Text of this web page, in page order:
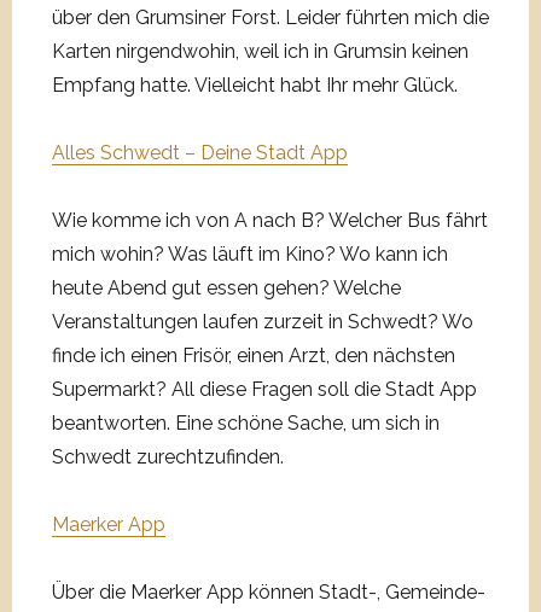
über den Grumsiner Forst. Leider führten mich die
Karten nirgendwohin, weil ich in Grumsin keinen
Empfang hatte. Vielleicht habt Ihr mehr Glück.
Alles Schwedt – Deine Stadt App
Wie komme ich von A nach B? Welcher Bus fährt
mich wohin? Was läuft im Kino? Wo kann ich
heute Abend gut essen gehen? Welche
Veranstaltungen laufen zurzeit in Schwedt? Wo
finde ich einen Frisör, einen Arzt, den nächsten
Supermarkt? All diese Fragen soll die Stadt App
beantworten. Eine schöne Sache, um sich in
Schwedt zurechtzufinden.
Maerker App
Über die Maerker App können Stadt-, Gemeinde-